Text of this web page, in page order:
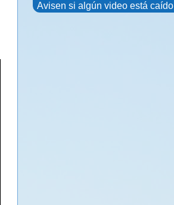
. Avisen si algún video está caído